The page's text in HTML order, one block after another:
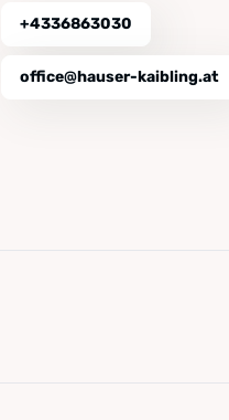
+4336863030
office@hauser-kaibling.at